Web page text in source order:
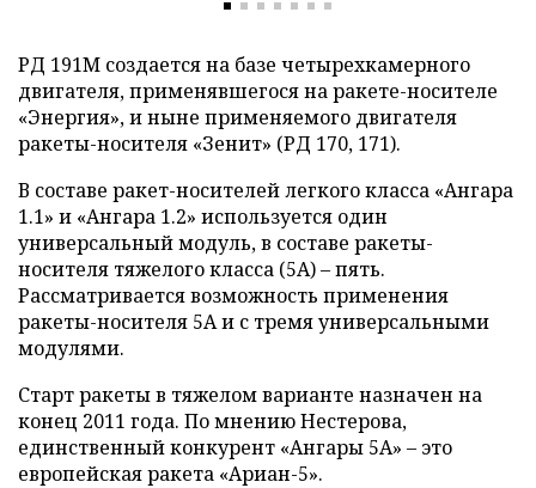
РД 191М создается на базе четырехкамерного
двигателя, применявшегося на ракете-носителе
«Энергия», и ныне применяемого двигателя
ракеты-носителя «Зенит» (РД 170, 171).
В составе ракет-носителей легкого класса «Ангара
1.1» и «Ангара 1.2» используется один
универсальный модуль, в составе ракеты-
носителя тяжелого класса (5А) – пять.
Рассматривается возможность применения
ракеты-носителя 5А и с тремя универсальными
модулями.
Старт ракеты в тяжелом варианте назначен на
конец 2011 года. По мнению Нестерова,
единственный конкурент «Ангары 5А» – это
европейская ракета «Ариан-5».